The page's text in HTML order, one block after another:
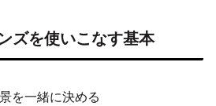
ズを使いこなす基本
を一緒に決める